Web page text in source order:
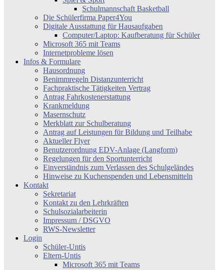
Schulmannschaft Basketball
Die Schülerfirma Paper4You
Digitale Ausstattung für Hausaufgaben
Computer/Laptop: Kaufberatung für Schüler
Microsoft 365 mit Teams
Internetprobleme lösen
Infos & Formulare
Hausordnung
Benimmregeln Distanzunterricht
Fachpraktische Tätigkeiten Vertrag
Antrag Fahrkostenerstattung
Krankmeldung
Masernschutz
Merkblatt zur Schulberatung
Antrag auf Leistungen für Bildung und Teilhabe
Aktueller Flyer
Benutzerordnung EDV-Anlage (Langform)
Regelungen für den Sportunterricht
Einverständnis zum Verlassen des Schulgeländes
Hinweise zu Kuchenspenden und Lebensmitteln
Kontakt
Sekretariat
Kontakt zu den Lehrkräften
Schulsozialarbeiterin
Impressum / DSGVO
RWS-Newsletter
Login
Schüler-Untis
Eltern-Untis
Microsoft 365 mit Teams